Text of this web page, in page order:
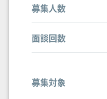
募集人数
面談回数
募集対象